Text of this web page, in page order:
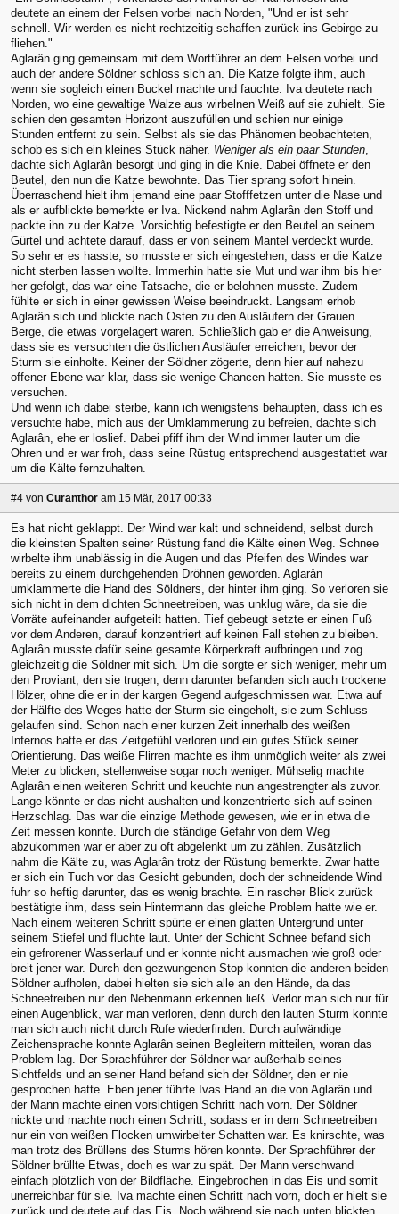
deutete an einem der Felsen vorbei nach Norden, "Und er ist sehr
schnell. Wir werden es nicht rechtzeitig schaffen zurück ins Gebirge zu
fliehen."
Aglarân ging gemeinsam mit dem Wortführer an dem Felsen vorbei und
auch der andere Söldner schloss sich an. Die Katze folgte ihm, auch
wenn sie sogleich einen Buckel machte und fauchte. Iva deutete nach
Norden, wo eine gewaltige Walze aus wirbelnen Weiß auf sie zuhielt. Sie
schien den gesamten Horizont auszufüllen und schien nur einige
Stunden entfernt zu sein. Selbst als sie das Phänomen beobachteten,
schob es sich ein kleines Stück näher. Weniger als ein paar Stunden
dachte sich Aglarân besorgt und ging in die Knie. Dabei öffnete er den
Beutel, den nun die Katze bewohnte. Das Tier sprang sofort hinein.
Überraschend hielt ihm jemand eine paar Stofffetzen unter die Nase und
als er aufblickte bemerkte er Iva. Nickend nahm Aglarân den Stoff und
packte ihn zu der Katze. Vorsichtig befestigte er den Beutel an seinem
Gürtel und achtete darauf, dass er von seinem Mantel verdeckt wurde.
So sehr er es hasste, so musste er sich eingestehen, dass er die Katze
nicht sterben lassen wollte. Immerhin hatte sie Mut und war ihm bis hier
her gefolgt, das war eine Tatsache, die er belohnen musste. Zudem
fühlte er sich in einer gewissen Weise beeindruckt. Langsam erhob
Aglarân sich und blickte nach Osten zu den Ausläufern der Grauen
Berge, die etwas vorgelagert waren. Schließlich gab er die Anweisung,
dass sie es versuchten die östlichen Ausläufer erreichen, bevor der
Sturm sie einholte. Keiner der Söldner zögerte, denn hier auf nahezu
offener Ebene war klar, dass sie wenige Chancen hatten. Sie musste es
versuchen.
Und wenn ich dabei sterbe, kann ich wenigstens behaupten, dass ich es
versuchte habe, mich aus der Umklammerung zu befreien, dachte sich
Aglarân, ehe er loslief. Dabei pfiff ihm der Wind immer lauter um die
Ohren und er war froh, dass seine Rüstug entsprechend ausgestattet war
um die Kälte fernzuhalten.
#4 von Curanthor am 15 Mär, 2017 00:33
Es hat nicht geklappt. Der Wind war kalt und schneidend, selbst durch
die kleinsten Spalten seiner Rüstung fand die Kälte einen Weg. Schnee
wirbelte ihm unablässig in die Augen und das Pfeifen des Windes war
bereits zu einem durchgehenden Dröhnen geworden. Aglarân
umklammerte die Hand des Söldners, der hinter ihm ging. So verloren sie
sich nicht in dem dichten Schneetreiben, was unklug wäre, da sie die
Vorräte aufeinander aufgeteilt hatten. Tief gebeugt setzte er einen Fuß
vor dem Anderen, darauf konzentriert auf keinen Fall stehen zu bleiben.
Aglarân musste dafür seine gesamte Körperkraft aufbringen und zog
gleichzeitig die Söldner mit sich. Um die sorgte er sich weniger, mehr um
den Proviant, den sie trugen, denn darunter befanden sich auch trockene
Hölzer, ohne die er in der kargen Gegend aufgeschmissen war. Etwa auf
der Hälfte des Weges hatte der Sturm sie eingeholt, sie zum Schluss
gelaufen sind. Schon nach einer kurzen Zeit innerhalb des weißen
Infernos hatte er das Zeitgefühl verloren und ein gutes Stück seiner
Orientierung. Das weiße Flirren machte es ihm unmöglich weiter als zwei
Meter zu blicken, stellenweise sogar noch weniger. Mühselig machte
Aglarân einen weiteren Schritt und keuchte nun angestrengter als zuvor.
Lange könnte er das nicht aushalten und konzentrierte sich auf seinen
Herzschlag. Das war die einzige Methode gewesen, wie er in etwa die
Zeit messen konnte. Durch die ständige Gefahr von dem Weg
abzukommen war er aber zu oft abgelenkt um zu zählen. Zusätzlich
nahm die Kälte zu, was Aglarân trotz der Rüstung bemerkte. Zwar hatte
er sich ein Tuch vor das Gesicht gebunden, doch der schneidende Wind
fuhr so heftig darunter, das es wenig brachte. Ein rascher Blick zurück
bestätigte ihm, dass sein Hintermann das gleiche Problem hatte wie er.
Nach einem weiteren Schritt spürte er einen glatten Untergrund unter
seinem Stiefel und fluchte laut. Unter der Schicht Schnee befand sich
ein gefrorener Wasserlauf und er konnte nicht ausmachen wie groß oder
breit jener war. Durch den gezwungenen Stop konnten die anderen beiden
Söldner aufholen, dabei hielten sie sich alle an den Hände, da das
Schneetreiben nur den Nebenmann erkennen ließ. Verlor man sich nur für
einen Augenblick, war man verloren, denn durch den lauten Sturm konnte
man sich auch nicht durch Rufe wiederfinden. Durch aufwändige
Zeichensprache konnte Aglarân seinen Begleitern mitteilen, woran das
Problem lag. Der Sprachführer der Söldner war außerhalb seines
Sichtfelds und an seiner Hand befand sich der Söldner, den er nie
gesprochen hatte. Eben jener führte Ivas Hand an die von Aglarân und
der Mann machte einen vorsichtigen Schritt nach vorn. Der Söldner
nickte und machte noch einen Schritt, sodass er in dem Schneetreiben
nur ein von weißen Flocken umwirbelter Schatten war. Es knirschte, was
man trotz des Brüllens des Sturms hören konnte. Der Sprachführer der
Söldner brüllte Etwas, doch es war zu spät. Der Mann verschwand
einfach plötzlich von der Bildfläche. Eingebrochen in das Eis und somit
unerreichbar für sie. Iva machte einen Schritt nach vorn, doch er hielt sie
zurück und deutete auf das Eis. Noch während sie nach unten blickten